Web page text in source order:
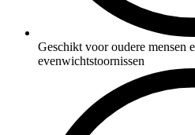
Geschikt voor oudere mensen
evenwichtstoornissen